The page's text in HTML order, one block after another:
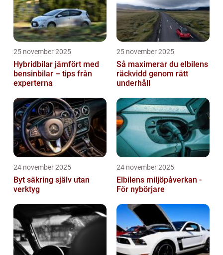
25 november 2025
Hybridbilar jämfört med
bensinbilar – tips från
experterna
25 november 2025
Så maximerar du elbilens
räckvidd genom rätt
underhåll
24 november 2025
Byt säkring själv utan
verktyg
24 november 2025
Elbilens miljöpåverkan -
För nybörjare